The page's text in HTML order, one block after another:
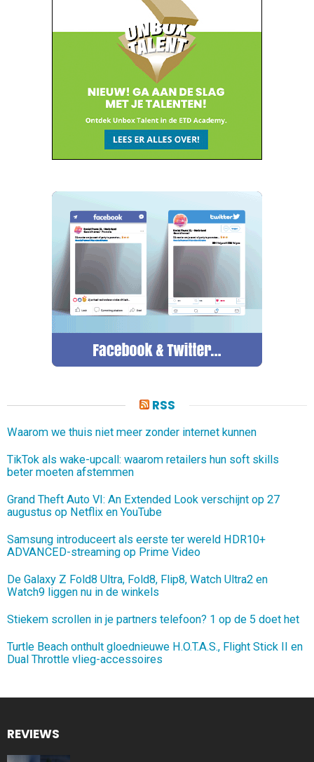
RSS
Waarom we thuis niet meer zonder internet kunnen
TikTok als wake-upcall: waarom retailers hun soft skills
beter moeten afstemmen
Grand Theft Auto VI: An Extended Look verschijnt op 27
augustus op Netflix en YouTube
Samsung introduceert als eerste ter wereld HDR10+
ADVANCED-streaming op Prime Video
De Galaxy Z Fold8 Ultra, Fold8, Flip8, Watch Ultra2 en
Watch9 liggen nu in de winkels
Stiekem scrollen in je partners telefoon? 1 op de 5 doet het
Turtle Beach onthult gloednieuwe H.O.T.A.S., Flight Stick II en
Dual Throttle vlieg-accessoires
REVIEWS